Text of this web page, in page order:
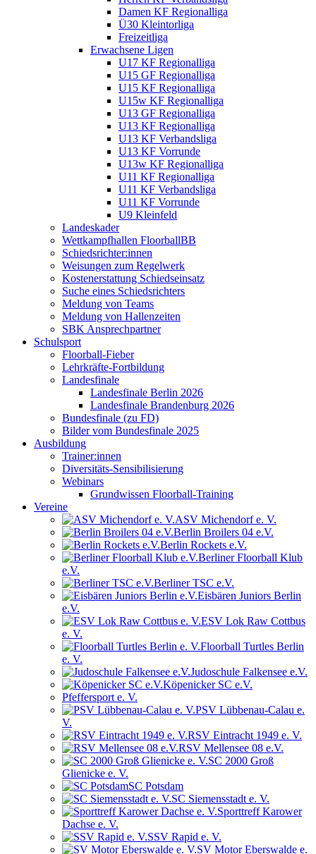
Damen KF Regionalliga
Ü30 Kleintorliga
Freizeitliga
Erwachsene Ligen
U17 KF Regionalliga
U15 GF Regionalliga
U15 KF Regionalliga
U15w KF Regionalliga
U13 GF Regionalliga
U13 KF Regionalliga
U13 KF Verbandsliga
U13 KF Vorrunde
U13w KF Regionalliga
U11 KF Regionalliga
U11 KF Verbandsliga
U11 KF Vorrunde
U9 Kleinfeld
Landeskader
Wettkampfhallen FloorballBB
Schiedsrichter:innen
Weisungen zum Regelwerk
Kostenerstattung Schiedseinsatz
Suche eines Schiedsrichters
Meldung von Teams
Meldung von Hallenzeiten
SBK Ansprechpartner
Schulsport
Floorball-Fieber
Lehrkräfte-Fortbildung
Landesfinale
Landesfinale Berlin 2026
Landesfinale Brandenburg 2026
Bundesfinale (zu FD)
Bilder vom Bundesfinale 2025
Ausbildung
Trainer:innen
Diversitäts-Sensibilisierung
Webinars
Grundwissen Floorball-Training
Vereine
ASV Michendorf e. V.
Berlin Broilers 04 e.V.
Berlin Rockets e.V.
Berliner Floorball Klub
e.V.
Berliner TSC e.V.
Eisbären Juniors Berlin
e.V.
ESV Lok Raw Cottbus
e. V.
Floorball Turtles Berlin
e. V.
Judoschule Falkensee e.V.
Köpenicker SC e.V.
Pfeffersport e. V.
PSV Lübbenau-Calau e.
V.
RSV Eintracht 1949 e. V.
RSV Mellensee 08 e.V.
SC 2000 Groß
Glienicke e. V.
SC Potsdam
SC Siemensstadt e. V.
Sporttreff Karower
Dachse e. V.
SSV Rapid e. V.
SV Motor Eberswalde e.